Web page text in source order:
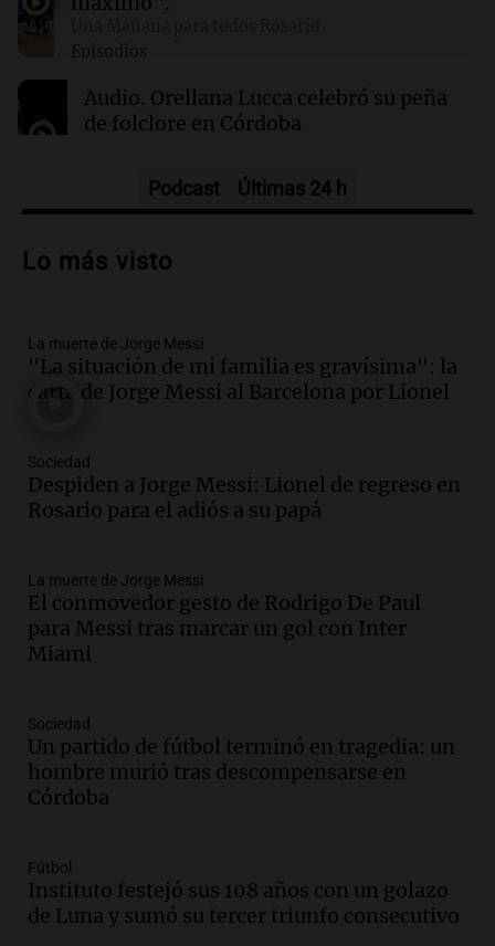
Clima en Santa Fe: cómo estará el tiempo este
Episodios
Audio. Orellana Lucca celebró su peña
de folclore en Córdoba
Audio.Trágico accidente en Mendoza:
vehículos desde un puente
Audio.Tragedia en Mendoza: un muerto
y cinco heridos tras caer dos autos desde
un puente
Audio.Messi llegará esta noche a
Rosario para acompañar a su familia
Episodios
Audio.Ley de Propiedad Privada: el revés
en el Congreso expuso una debilidad
comunicacional del Gobierno
Episodios
Audio.Casabindo se prepara para una
celebración única: 30.000 turistas y el
tradicional Toreo de la Vincha
Audio.Borges, abogada de Pourrain:
"Tres hombres se lo llevaron para
hacerle preguntas y nunca regresó"
Podcast Últimas 24 h
Lo más visto
La muerte de Jorge Messi
"La situación de mi familia es gravísima": la
carta de Jorge Messi al Barcelona por Lionel
Sociedad
Despiden a Jorge Messi: Lionel de regreso en
Rosario para el adiós a su papá
La muerte de Jorge Messi
El conmovedor gesto de Rodrigo De Paul
para Messi tras marcar un gol con Inter
Miami
Sociedad
Un partido de fútbol terminó en tragedia: un
hombre murió tras descompensarse en
Córdoba
Fútbol
Instituto festejó sus 108 años con un golazo
de Luna y sumó su tercer triunfo consecutivo